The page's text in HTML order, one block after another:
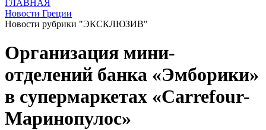
ГЛАВНАЯ
Новости Греции
Новости рубрики "ЭКСКЛЮЗИВ"
Организация мини-
отделений банка «Эмборики»
в супермаркетах «Carrefour-
Маринопулос»